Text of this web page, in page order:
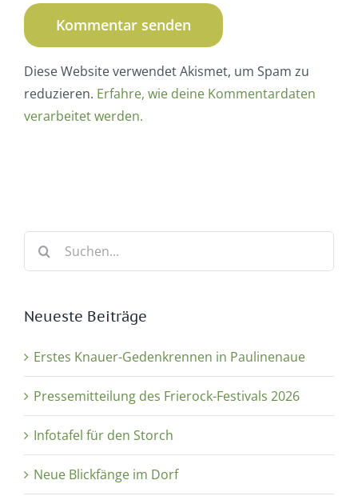
Diese Website verwendet Akismet, um Spam zu
reduzieren. Erfahre, wie deine Kommentardaten
verarbeitet werden.
Suche
Neueste Beiträge
Erstes Knauer-Gedenkrennen in Paulinenaue
Pressemitteilung des Frierock-Festivals 2026
Infotafel für den Storch
Neue Blickfänge im Dorf